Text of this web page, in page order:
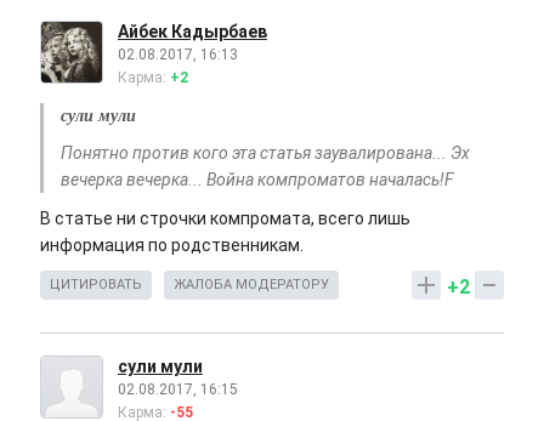
Айбек Кадырбаев
02.08.2017, 16:13
Карма: +2
сули мули
Понятно против кого эта статья заувалирована... Эх
вечерка вечерка... Война компроматов началась!F
В статье ни строчки компромата, всего лишь
информация по родственникам.
+2
ЦИТИРОВАТЬ ЖАЛОБА МОДЕРАТОРУ
сули мули
02.08.2017, 16:15
Карма: -55